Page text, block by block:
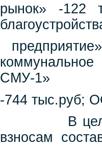
рынок» -122
СМУ-1»
-744 тыс.руб;
В
взносам